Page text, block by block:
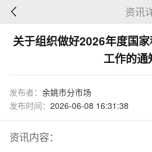
资讯
关于组织做好2026年度国
工作的通
发布者： 余姚市分市场
发布时间： 2026-06-08 16:31:38
资讯内容：